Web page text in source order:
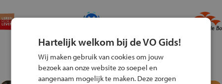
Hartelijk welkom bij de VO Gids!
Wij maken gebruik van cookies om jouw
bezoek aan onze website zo soepel en
aangenaam mogelijk te maken. Deze zorgen